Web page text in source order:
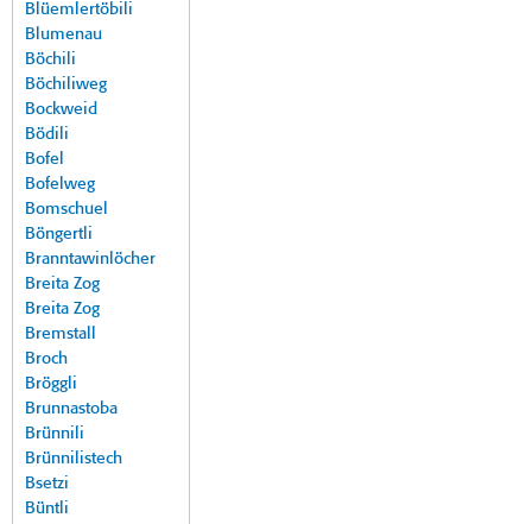
Blüemlertöbili
Blumenau
Böchili
Böchiliweg
Bockweid
Bödili
Bofel
Bofelweg
Bomschuel
Böngertli
Branntawinlöcher
Breita Zog
Breita Zog
Bremstall
Broch
Bröggli
Brunnastoba
Brünnili
Brünnilistech
Bsetzi
Büntli